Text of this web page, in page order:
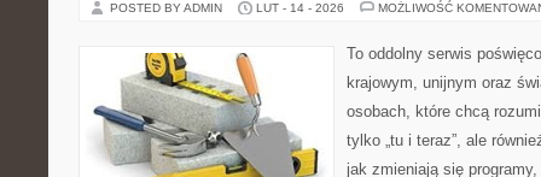
POSTED BY ADMIN LUT - 14 - 2026 MOŻLIWOŚĆ
To oddolny serwis
krajowym, unijnym oraz
osobach, które chcą
tylko „tu i teraz”, ale
jak zmieniają się